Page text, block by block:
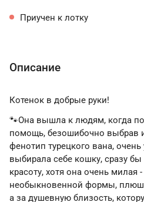
Приучен к лотку
Описание
Котенок в добрые руки!
🐾Она вышла к людям, когда
помощь, безошибочно выбрав
фенотип турецкого вана,
выбирала себе кошку, сразу
красоту, хотя она очень милая
необыкновенной формы,
а за душевную близость,